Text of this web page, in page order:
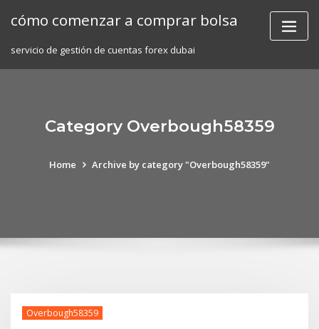
cómo comenzar a comprar bolsa
servicio de gestión de cuentas forex dubai
Category Overbough58359
Home Archive by category "Overbough58359"
Overbough58359